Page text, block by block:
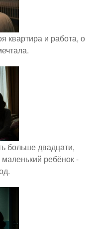
квартира и работа, о
больше двадцати,
маленький ребёнок -